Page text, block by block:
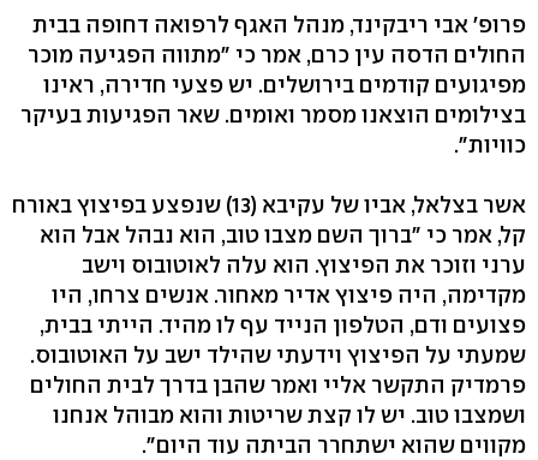
פרופ' אבי ריבקינד, מנהל האגף לרפואה דחופה בבית
החולים הדסה עין כרם, אמר כי "מתווה הפגיעה מוכר
מפיגועים קודמים בירושלים. יש פצעי חדירה, ראינו
בצילומים הוצאנו מסמר ואומים. שאר הפגיעות בעיקר
כוויות".
אשר בצלאל, אביו של עקיבא (13) שנפצע בפיצוץ באורח
קל, אמר כי "ברוך השם מצבו טוב, הוא נבהל אבל הוא
ערני וזוכר את הפיצוץ. הוא עלה לאוטובוס וישב
מקדימה, היה פיצוץ אדיר מאחור. אנשים צרחו, היו
פצועים ודם, הטלפון הנייד עף לו מהיד. הייתי בבית,
שמעתי על הפיצוץ וידעתי שהילד ישב על האוטובוס.
פרמדיק התקשר אליי ואמר שהבן בדרך לבית החולים
ושמצבו טוב. יש לו קצת שריטות והוא מבוהל אנחנו
מקווים שהוא ישתחרר הביתה עוד היום".